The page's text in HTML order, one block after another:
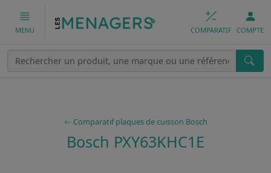
MENU COMPARATIF COMPTE
Comparatif plaques de cuisson Bosch
Bosch PXY63KHC1E